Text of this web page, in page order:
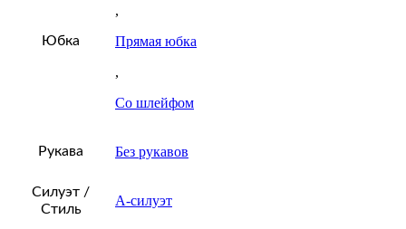
Юбка
,
Прямая юбка
,
Со шлейфом
Рукава Без рукавов
Силуэт /
Стиль
А-силуэт